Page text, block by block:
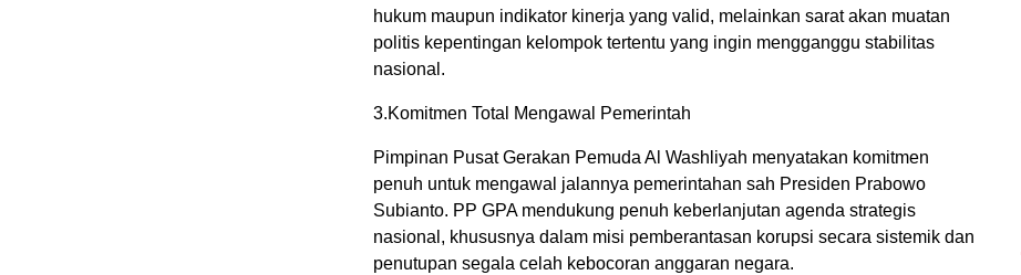
hukum maupun indikator kinerja yang valid, melainkan sarat akan muatan
politis kepentingan kelompok tertentu yang ingin mengganggu stabilitas
nasional.
3.Komitmen Total Mengawal Pemerintah
Pimpinan Pusat Gerakan Pemuda Al Washliyah menyatakan komitmen
penuh untuk mengawal jalannya pemerintahan sah Presiden Prabowo
Subianto. PP GPA mendukung penuh keberlanjutan agenda strategis
nasional, khususnya dalam misi pemberantasan korupsi secara sistemik dan
penutupan segala celah kebocoran anggaran negara.